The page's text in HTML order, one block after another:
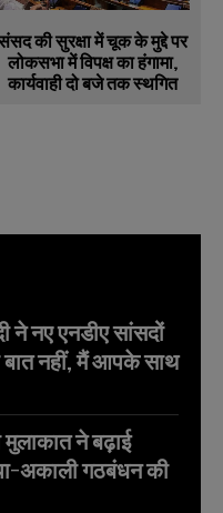
की सुरक्षा में चूक के मुद्दे पर
लोकसभा में विपक्ष का हंगामा,
कार्यवाही दो बजे तक स्थगित
ने नए एनडीए सांसदों
बात नहीं, मैं आपके साथ
ने बढ़ाई
अकाली गठबंधन की